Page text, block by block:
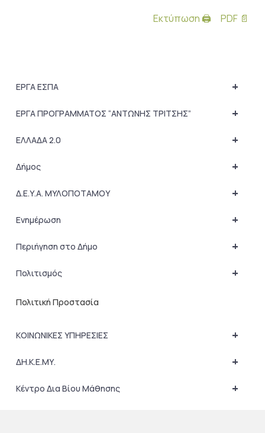
Εκτύπωση 🖨 PDF 📄
+
ΕΡΓΑ ΕΣΠΑ
+
ΕΡΓΑ ΠΡΟΓΡΑΜΜΑΤΟΣ “ΑΝΤΩΝΗΣ ΤΡΙΤΣΗΣ”
+
ΕΛΛΑΔΑ 2.0
+
Δήμος
+
Δ.Ε.Υ.Α. ΜΥΛΟΠΟΤΑΜΟΥ
+
Ενημέρωση
+
Περιήγηση στο Δήμο
+
Πολιτισμός
Πολιτική Προστασία
+
ΚΟΙΝΩΝΙΚΕΣ ΥΠΗΡΕΣΙΕΣ
+
ΔΗ.Κ.Ε.ΜΥ.
+
Κέντρο Δια Βίου Μάθησης